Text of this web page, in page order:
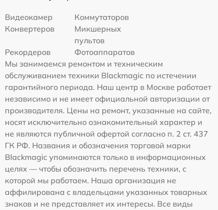
Видеокамер
Коммутаторов
Конвертеров
Микшерных
пультов
Рекордеров
Фотоаппаратов
Мы занимаемся ремонтом и техническим
обслуживанием техники Blackmagic по истечении
гарантийного периода. Наш центр в Москве работает
независимо и не имеет официальной авторизации от
производителя. Цены на ремонт, указанные на сайте,
носят исключительно ознакомительный характер и
не являются публичной офертой согласно п. 2 ст. 437
ГК РФ. Названия и обозначения торговой марки
Blackmagic упоминаются только в информационных
целях — чтобы обозначить перечень техники, с
которой мы работаем. Наша организация не
аффилирована с владельцами указанных товарных
знаков и не представляет их интересы. Все виды